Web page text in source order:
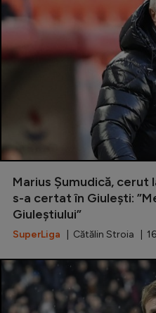
Marius Șumudică, cerut
s-a certat în Giulești:
Giuleștiului”
SuperLiga | Cătălin Stroia |